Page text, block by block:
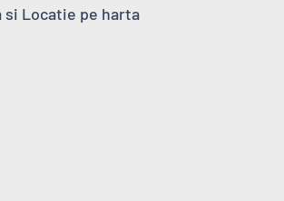
si Locatie pe harta